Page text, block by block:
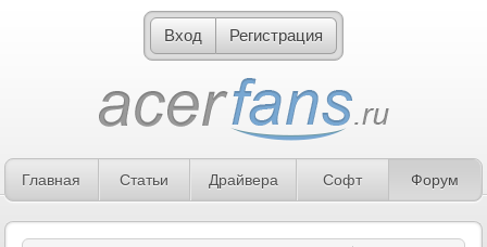
Вход Регистрация
Главная Статьи Драйвера Софт Форум